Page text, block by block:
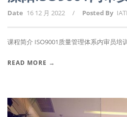
Date 16 12 月 2022 / Posted By
课程简介 ISO9001质量管理体系内审员
READ MORE →